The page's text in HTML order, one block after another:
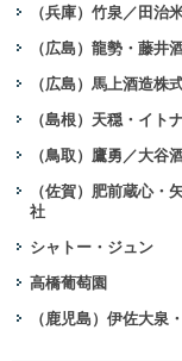
（兵庫）竹泉／田治
（広島）龍勢・藤井
（広島）馬上酒造株
（島根）天穏・イト
（鳥取）鷹勇／大谷
（佐賀）肥前蔵心・
社
シャトー・ジュン
高橋葡萄園
（鹿児島）伊佐大泉